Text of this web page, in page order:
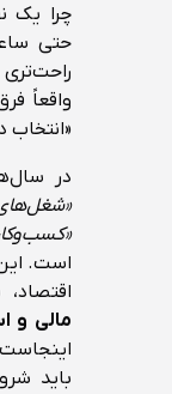
چرا یک
حتی
راحت‌تری
واقعاً
در
است.
اقتصاد،
مالی و
باید